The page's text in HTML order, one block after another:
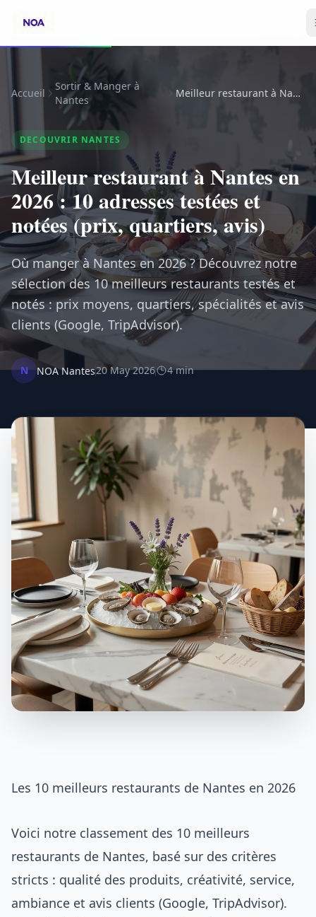
Accueil
Sortir & Manger à
Nantes
Meilleur restaurant à Nantes en 2026 : 10 adresses testées et notées (prix, quartiers, avis)
DECOUVRIR NANTES
Meilleur restaurant à Nantes en
2026 : 10 adresses testées et
notées (prix, quartiers, avis)
Où manger à Nantes en 2026 ? Découvrez notre
sélection des 10 meilleurs restaurants testés et
notés : prix moyens, quartiers, spécialités et avis
clients (Google, TripAdvisor).
N NOA Nantes20 May 2026 4 min
Les 10 meilleurs restaurants de Nantes en 2026
Voici notre classement des 10 meilleurs
restaurants de Nantes, basé sur des critères
stricts : qualité des produits, créativité, service,
ambiance et avis clients (Google, TripAdvisor).